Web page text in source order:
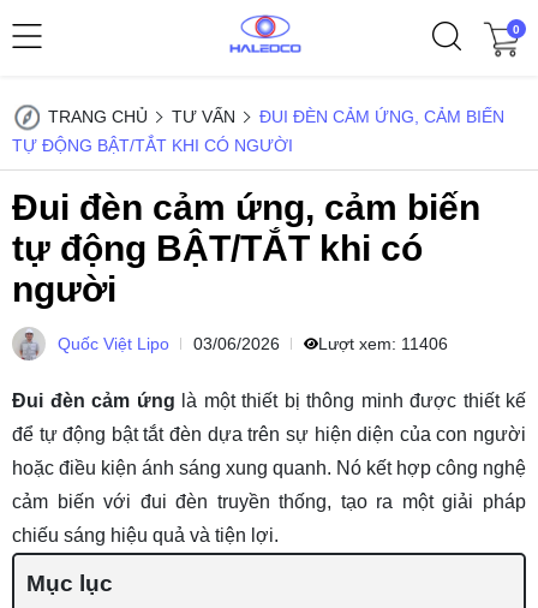
0
TRANG CHỦ TƯ VẤN
ĐUI ĐÈN CẢM ỨNG, CẢM BIẾN
TỰ ĐỘNG BẬT/TẮT KHI CÓ NGƯỜI
Đui đèn cảm ứng, cảm biến
tự động BẬT/TẮT khi có
người
Quốc Việt Lipo 03/06/2026 Lượt xem: 11406
Đui đèn cảm ứng là một thiết bị thông minh được thiết kế
để tự động bật tắt đèn dựa trên sự hiện diện của con người
hoặc điều kiện ánh sáng xung quanh. Nó kết hợp công nghệ
cảm biến với đui đèn truyền thống, tạo ra một giải pháp
chiếu sáng hiệu quả và tiện lợi.
Mục lục